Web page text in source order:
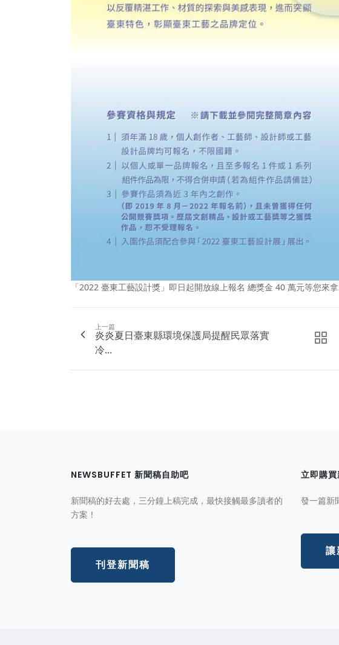
「2022 臺東工藝設計獎」即日起開放線上報名 總獎金 40 萬元等您來拿
上一篇
炎炎夏日臺東縣環境保護局提醒民眾落實
冷...
NEWSBUFFET 新聞稿自助吧
新聞稿的好去處，三分鐘上稿完成，最快接觸最多讀者的
方案！
刊登新聞稿
立即購
發一篇新
讓